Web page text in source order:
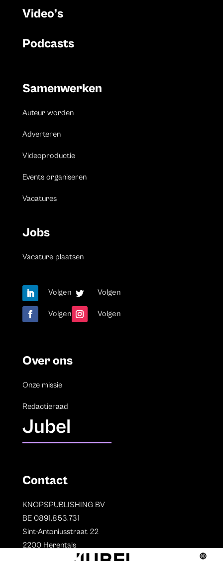
Video’s
Podcasts
Samenwerken
Auteur worden
Adverteren
Videoproductie
Events organiseren
Vacatures
Jobs
Vacature plaatsen
Volgen Volgen
Volgen Volgen
Over ons
Onze missie
Redactieraad
Jubel
Contact
KNOPSPUBLISHING BV
BE 0891.853.731
Sint-Antoniusstraat 22
2200 Herentals